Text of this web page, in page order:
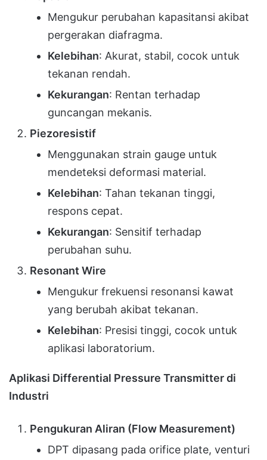
Mengukur perubahan kapasitansi akibat
pergerakan diafragma.
Kelebihan: Akurat, stabil, cocok untuk
tekanan rendah.
Kekurangan: Rentan terhadap
guncangan mekanis.
Piezoresistif
Menggunakan strain gauge untuk
mendeteksi deformasi material.
Kelebihan: Tahan tekanan tinggi,
respons cepat.
Kekurangan: Sensitif terhadap
perubahan suhu.
Resonant Wire
Mengukur frekuensi resonansi kawat
yang berubah akibat tekanan.
Kelebihan: Presisi tinggi, cocok untuk
aplikasi laboratorium.
Aplikasi Differential Pressure Transmitter di
Industri
Pengukuran Aliran (Flow Measurement)
DPT dipasang pada orifice plate, venturi